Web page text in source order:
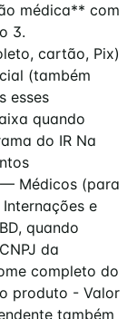
médica** com
3.
cartão, Pix)
(também
esses
quando
do IR Na
Médicos (para
e
quando
da
completo do
produto - Valor
também